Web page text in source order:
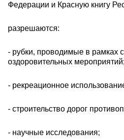
Федерации и Красную книгу
разрешаются:
- рубки, проводимые в рамках
оздоровительных мероприятий;
- рекреационное
- строительство дорог
- научные исследования;